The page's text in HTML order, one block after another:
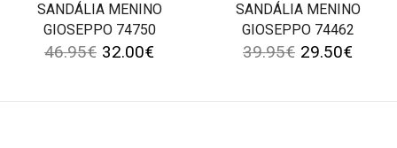
SANDÁLIA MENINO
GIOSEPPO 74750
46.95€ 32.00€
SANDÁLIA MENINO
GIOSEPPO 74462
39.95€ 29.50€